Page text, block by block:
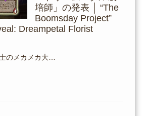
培師」の発表 │ “The
Boomsday Project”
Dreampetal Florist
のメカメカ大…